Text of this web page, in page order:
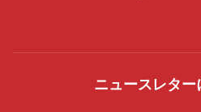
ニュースレター